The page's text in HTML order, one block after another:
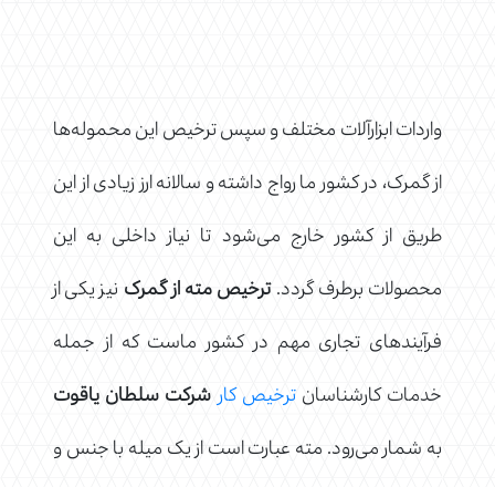
واردات ابزارآلات مختلف و سپس ترخیص این محموله‌ها
از گمرک، در کشور ما رواج داشته و سالانه ارز زیادی از این
طریق از کشور خارج می‌شود تا نیاز داخلی به این
محصولات برطرف گردد.ترخیص مته از گمرک نیز یکی از
فرآیندهای تجاری مهم در کشور ماست که از جمله
خدمات کارشناسانترخیص کار شرکت سلطان یاقوت
به شمار می‌رود. مته عبارت است از یک میله با جنس و